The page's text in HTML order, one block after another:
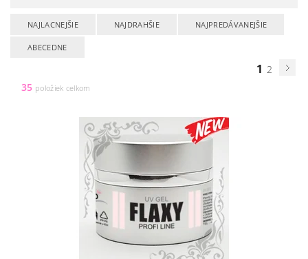
NAJLACNEJŠIE NAJDRAHŠIE NAJPREDÁVANEJŠIE
ABECEDNE
1 2
35 položiek celkom